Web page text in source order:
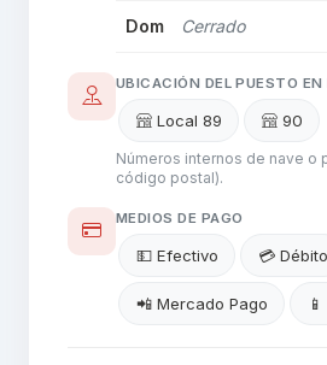
Dom Cerrado
UBICACIÓN DEL PUESTO EN
Local 89 90
Números internos de nave o
código postal).
MEDIOS DE PAGO
💵 Efectivo 💳 Débito
📲 Mercado Pago